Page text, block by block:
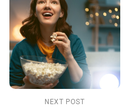
NEXT POST